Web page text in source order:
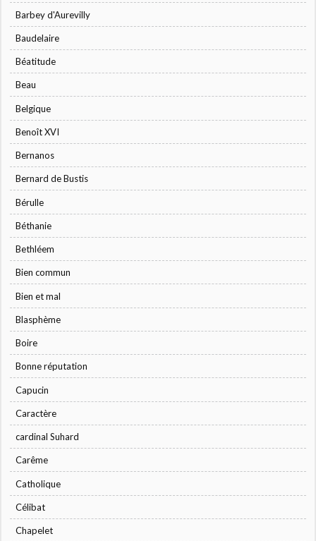
Barbey d'Aurevilly
Baudelaire
Béatitude
Beau
Belgique
Benoît XVI
Bernanos
Bernard de Bustis
Bérulle
Béthanie
Bethléem
Bien commun
Bien et mal
Blasphème
Boire
Bonne réputation
Capucin
Caractère
cardinal Suhard
Carême
Catholique
Célibat
Chapelet